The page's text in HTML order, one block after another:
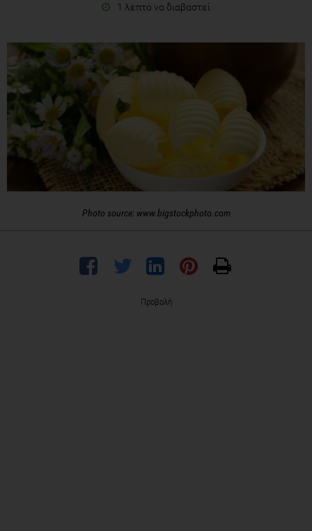
1 λεπτό να διαβαστεί
Photo source: www.bigstockphoto.com
Προβολή